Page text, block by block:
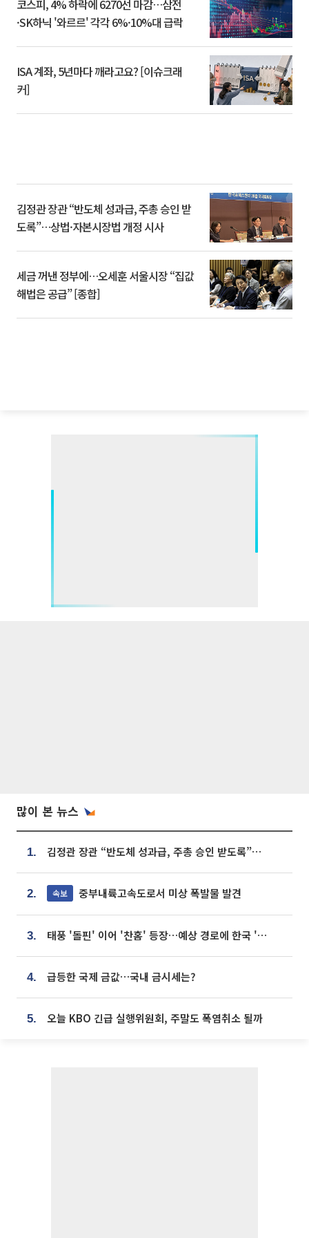
코스피, 4% 하락에 6270선 마감…삼전
·SK하닉 '와르르' 각각 6%·10%대 급락
ISA 계좌, 5년마다 깨라고요? [이슈크래
커]
김정관 장관 “반도체 성과급, 주총 승인 받
도록”…상법·자본시장법 개정 시사
세금 꺼낸 정부에…오세훈 서울시장 “집값
해법은 공급” [종합]
많이 본 뉴스
1. 김정관 장관 “반도체 성과급, 주총 승인 받도록”…상법·자본시장법 개정 시사
2. 속보 중부내륙고속도로서 미상 폭발물 발견
3. 태풍 '돌핀' 이어 '찬홈' 등장…예상 경로에 한국 '한숨'
4. 급등한 국제 금값…국내 금시세는?
5. 오늘 KBO 긴급 실행위원회, 주말도 폭염취소 될까